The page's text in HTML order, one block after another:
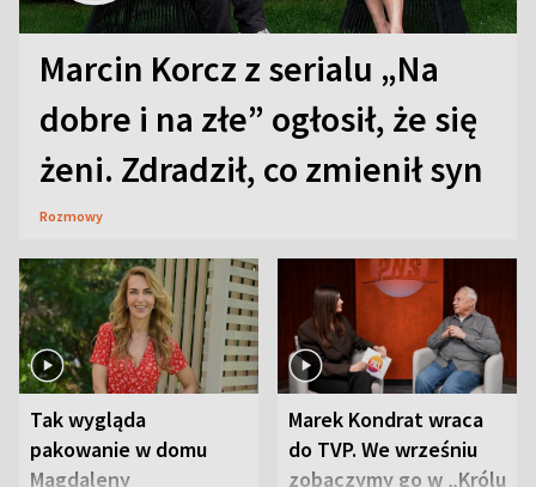
Marcin Korcz z serialu „Na
dobre i na złe” ogłosił, że się
żeni. Zdradził, co zmienił syn
Rozmowy
Tak wygląda
pakowanie w domu
Magdaleny
Marek Kondrat wraca
do TVP. We wrześniu
zobaczymy go w „Królu